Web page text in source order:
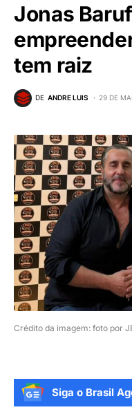
Jonas
tem raiz
DE ANDRE LUIS 29 DE
Crédito da imagem: foto por
Siga o Brasil